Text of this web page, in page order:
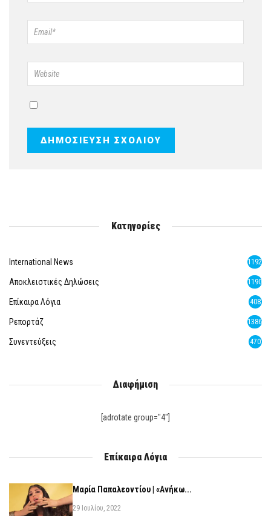
Κατηγορίες
International News 1192
Αποκλειστικές Δηλώσεις 1190
Επίκαιρα Λόγια 408
Ρεπορτάζ 1386
Συνεντεύξεις 470
Διαφήμιση
[adrotate group="4"]
Επίκαιρα Λόγια
Μαρία Παπαλεοντίου | «Ανήκω...
29 Ιουλίου, 2022